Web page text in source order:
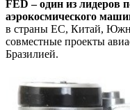
FED – один из лидеров
аэрокосмического
в страны ЕС, Китай,
совместные проекты
Бразилией.